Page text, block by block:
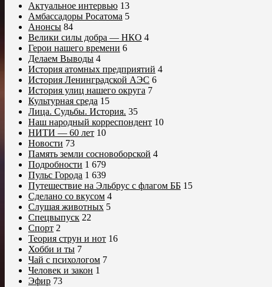
Актуальное интервью 13
Амбассадоры Росатома 5
Анонсы 84
Велики силы добра — НКО 4
Герои нашего времени 6
Делаем Выводы 4
История атомных предприятий 4
История Ленинградской АЭС 6
История улиц нашего округа 7
Культурная среда 15
Лица. Судьбы. История. 35
Наш народный корреспондент 10
НИТИ — 60 лет 10
Новости 73
Память земли сосновоборской 4
Подробности 1 679
Пульс Города 1 639
Путешествие на Эльбрус с флагом ББ 15
Сделано со вкусом 4
Слушая животных 5
Спецвыпуск 22
Спорт 2
Теория струн и нот 16
Хобби и ты 7
Чай с психологом 7
Человек и закон 1
Эфир 73